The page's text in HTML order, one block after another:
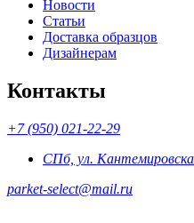
Новости
Статьи
Доставка образцов
Дизайнерам
Контакты
+7 (950) 021-22-29
СПб, ул.
parket-select@mail.ru